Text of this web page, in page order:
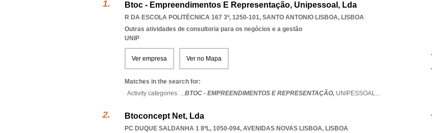
Btoc - Empreendimentos E Representação, Unipessoal, Lda
R DA ESCOLA POLITÉCNICA 167 3º, 1250-101, SANTO ANTONIO LISBOA, LISBOA
Outras atividades de consultoria para os negócios e a gestão
UNIP
Ver empresa Ver no Mapa
Matches in the search for:
Activity categories: ...BTOC - EMPREENDIMENTOS E REPRESENTAÇÃO, UNIPESSOAL...
Btoconcept Net, Lda
PC DUQUE SALDANHA 1 8ºL, 1050-094, AVENIDAS NOVAS LISBOA, LISBOA